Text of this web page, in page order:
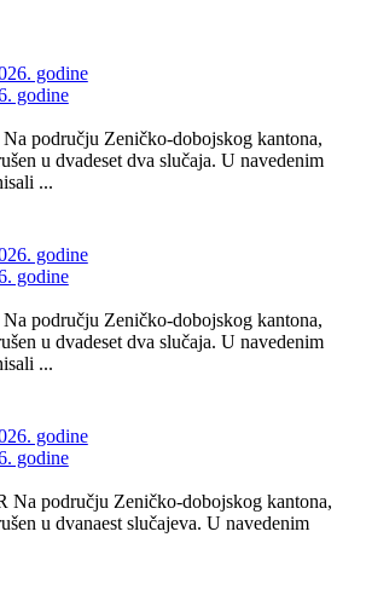
godine
području Zeničko-dobojskog kantona,
u dvadeset dva slučaja. U navedenim
...
godine
području Zeničko-dobojskog kantona,
u dvadeset dva slučaja. U navedenim
...
godine
području Zeničko-dobojskog kantona,
u dvanaest slučajeva. U navedenim